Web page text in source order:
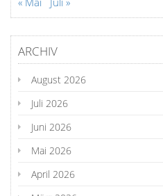
ARCHIV
August 2026
Juli 2026
Juni 2026
Mai 2026
April 2026